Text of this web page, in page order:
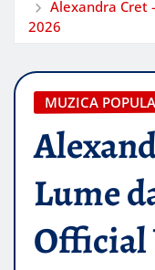
Alexandra Cret
2026
MUZICA
Lume
Official